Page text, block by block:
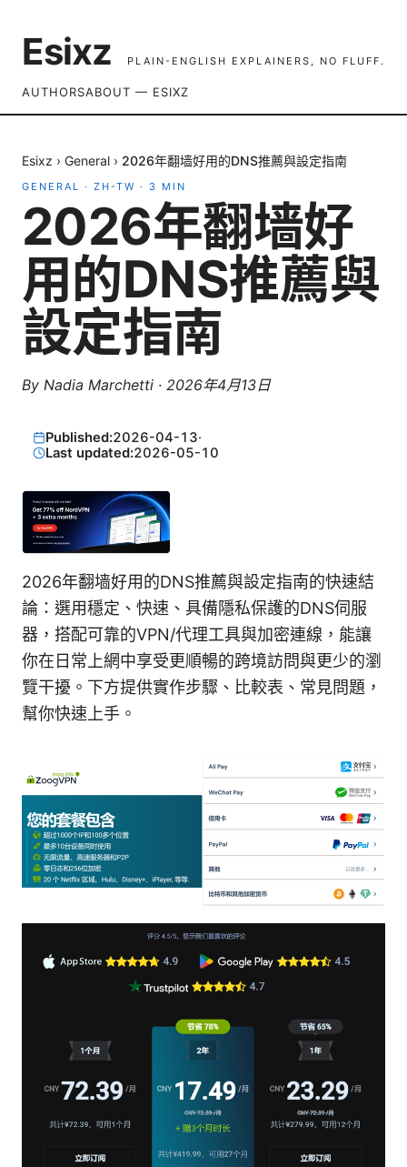
Esixz PLAIN-ENGLISH EXPLAINERS, NO FLUFF.
AUTHORSABOUT — ESIXZ
Esixz › General › 2026年翻墙好用的DNS推薦與設定指南
GENERAL · ZH-TW · 3 MIN
2026年翻墙好
用的DNS推薦與
設定指南
By Nadia Marchetti · 2026年4月13日
Published:2026-04-13·
Last updated:2026-05-10
2026年翻墙好用的DNS推薦與設定指南的快速結
論：選用穩定、快速、具備隱私保護的DNS伺服
器，搭配可靠的VPN/代理工具與加密連線，能讓
你在日常上網中享受更順暢的跨境訪問與更少的瀏
覽干擾。下方提供實作步驟、比較表、常見問題，
幫你快速上手。